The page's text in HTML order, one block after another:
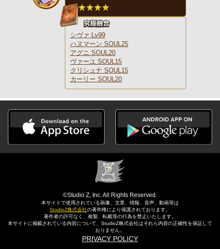
シヴァ Lv99
ハヌマーン SOUL25
アグニ SOUL20
ヴァーユ SOUL15
クリシュナ SOUL15
カーリー SOUL20
©Studio Z, Inc. All Rights Reserved.
本サイトで使用されている画像、文章、情報、音声、動画等は
StudioZ株式会社の著作権により保護されております。
著作者の許可なく、複製、転載等の行為を禁止いたします。
本サイトに掲載されている内容について、StudioZ株式会社はそれら内容の正確性を保証して
おりません。
PRIVACY POLICY